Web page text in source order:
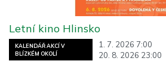
KALENDÁŘ AKCÍ V
BLÍZKÉM OKOLÍ
1. 7. 2026 7:00
20. 8. 2026 23:00
Letní kino Hlinsko